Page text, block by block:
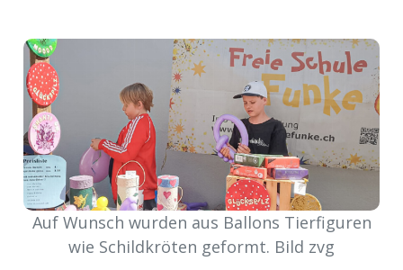
Stellen
E-
Paper
App
Auf Wunsch wurden aus Ballons Tierfiguren
wie Schildkröten geformt. Bild zvg